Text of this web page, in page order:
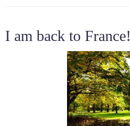
I am back to France!